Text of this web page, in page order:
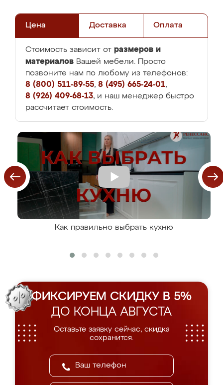
Цена Доставка Оплата
Стоимость зависит от размеров и
материалов Вашей мебели. Просто
позвоните нам по любому из телефонов:
8 (800) 511-89-55, 8 (495) 665-24-01,
8 (926) 409-68-13, и наш менеджер быстро
рассчитает стоимость.
Как правильно выбрать кухню
ФИКСИРУЕМ СКИДКУ В 5%
ДО КОНЦА АВГУСТА
Оставьте заявку сейчас, скидка
сохранится.